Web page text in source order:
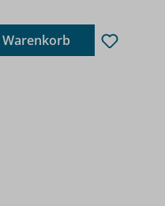
gewünschten